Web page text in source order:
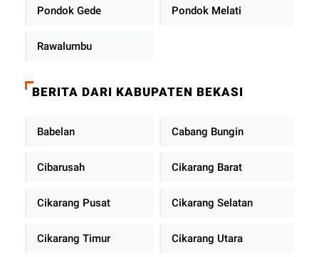
Pondok Gede Pondok Melati
Rawalumbu
BERITA DARI KABUPATEN BEKASI
Babelan Cabang Bungin
Cibarusah Cikarang Barat
Cikarang Pusat Cikarang Selatan
Cikarang Timur Cikarang Utara